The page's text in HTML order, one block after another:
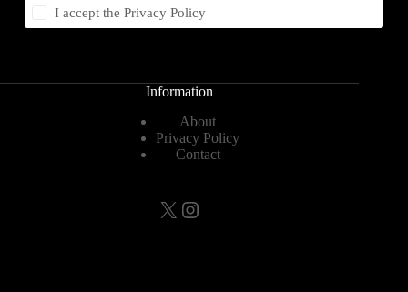
I accept thePrivacy Policy
Information
About
Privacy Policy
Contact
X Instagram